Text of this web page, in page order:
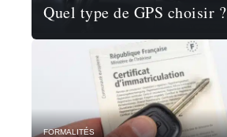
Quel type de GPS choisir ?
FORMALITÉS